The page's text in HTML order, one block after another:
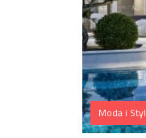
Moda i Styl